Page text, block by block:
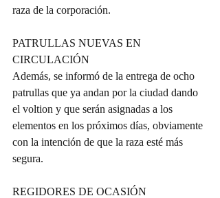
raza de la corporación.
PATRULLAS NUEVAS EN
CIRCULACIÓN
Además, se informó de la entrega de ocho
patrullas que ya andan por la ciudad dando
el voltion y que serán asignadas a los
elementos en los próximos días, obviamente
con la intención de que la raza esté más
segura.
REGIDORES DE OCASIÓN